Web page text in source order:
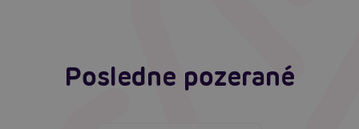
Posledne pozerané